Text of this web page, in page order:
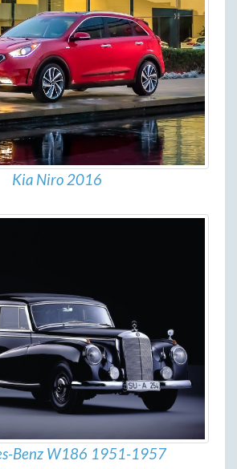
Kia Niro 2016
Benz W186 1951-1957